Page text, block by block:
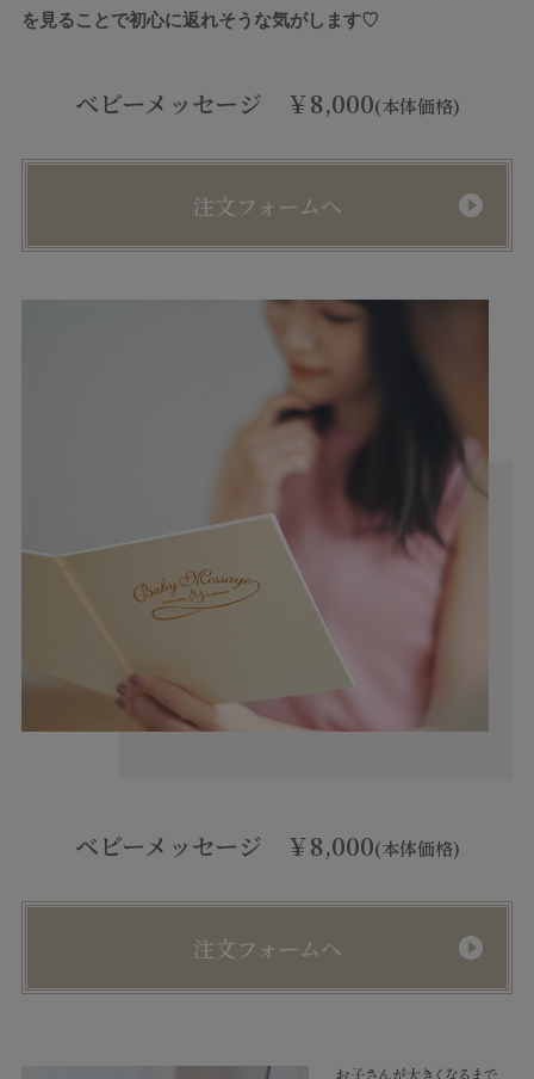
を見ることで初心に返れそうな気がします♡
ベビーメッセージ ￥8,000(本体価格)
注文フォームへ
ベビーメッセージ ￥8,000(本体価格)
注文フォームへ